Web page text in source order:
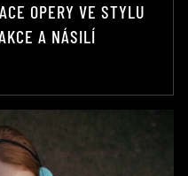
OPERY VE STYLU
A NÁSILÍ